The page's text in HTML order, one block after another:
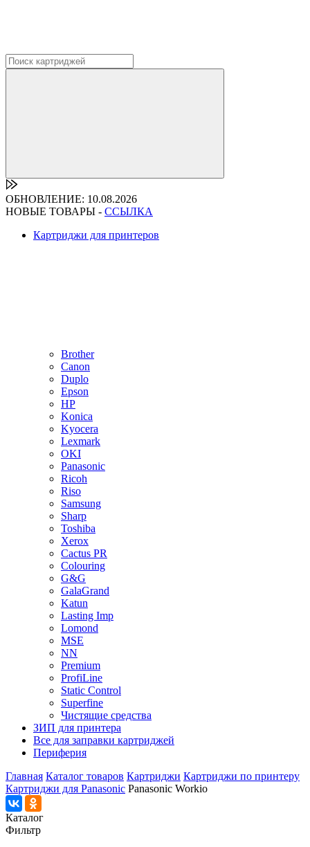
ОБНОВЛЕНИЕ: 10.08.2026
НОВЫЕ ТОВАРЫ - ССЫЛКА
Картриджи для принтеров
Brother
Canon
Duplo
Epson
HP
Konica
Kyocera
Lexmark
OKI
Panasonic
Ricoh
Riso
Samsung
Sharp
Toshiba
Xerox
Cactus PR
Colouring
G&G
GalaGrand
Katun
Lasting Imp
Lomond
MSE
NN
Premium
ProfiLine
Static Control
Superfine
Чистящие средства
ЗИП для принтера
Все для заправки картриджей
Периферия
Главная Каталог товаров Картриджи Картриджи по принтеру
Картриджи для Panasonic Panasonic Workio
Каталог
Фильтр